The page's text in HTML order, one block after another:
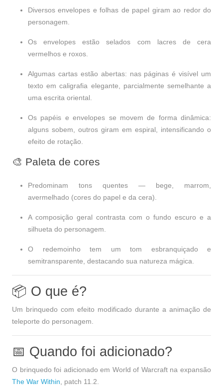
Diversos envelopes e folhas de papel giram ao redor do
personagem.
Os envelopes estão selados com lacres de cera
vermelhos e roxos.
Algumas cartas estão abertas: nas páginas é visível um
texto em caligrafia elegante, parcialmente semelhante a
uma escrita oriental.
Os papéis e envelopes se movem de forma dinâmica:
alguns sobem, outros giram em espiral, intensificando o
efeito de rotação.
🎨 Paleta de cores
Predominam tons quentes — bege, marrom,
avermelhado (cores do papel e da cera).
A composição geral contrasta com o fundo escuro e a
silhueta do personagem.
O redemoinho tem um tom esbranquiçado e
semitransparente, destacando sua natureza mágica.
📦 O que é?
Um brinquedo com efeito modificado durante a animação de
teleporte do personagem.
📅 Quando foi adicionado?
O brinquedo foi adicionado em World of Warcraft na expansão
The War Within , patch 11.2